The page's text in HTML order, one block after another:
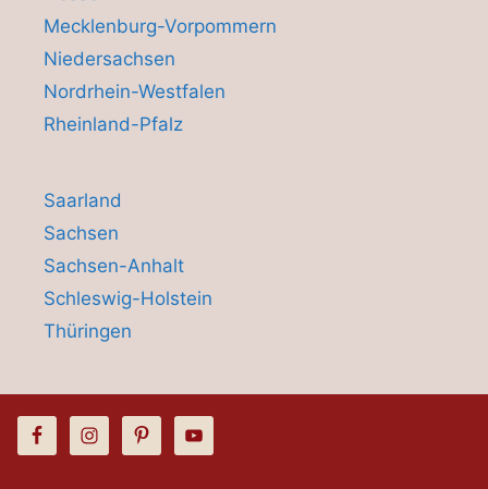
Mecklenburg-Vorpommern
Niedersachsen
Nordrhein-Westfalen
Rheinland-Pfalz
Saarland
Sachsen
Sachsen-Anhalt
Schleswig-Holstein
Thüringen